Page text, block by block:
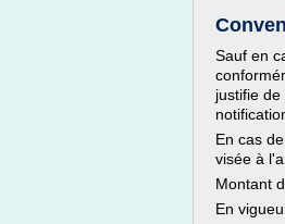
Sauf en
justifie
En cas
visée à
Montant
En